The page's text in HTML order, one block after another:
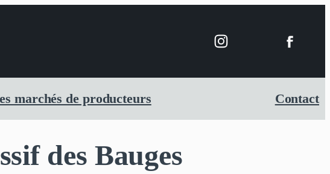
marchés de producteurs Contact
des Bauges